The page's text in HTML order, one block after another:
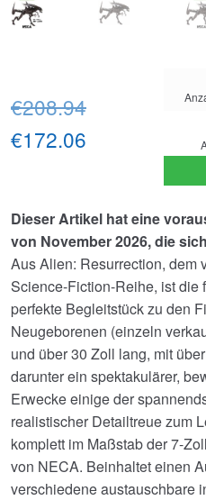
your
option
€208.94
€172.06
€172.06.
Dieser Artikel hat eine
von November 2026, die
Aus Alien: Resurrection, dem
Science-Fiction-Reihe, ist die
perfekte Begleitstück zu den
Neugeborenen (einzeln
und über 30 Zoll lang, mit
darunter ein spektakulärer,
Erwecke einige der
realistischer Detailtreue zum
komplett im Maßstab der 7-
von NECA. Beinhaltet einen
verschiedene austauschbare